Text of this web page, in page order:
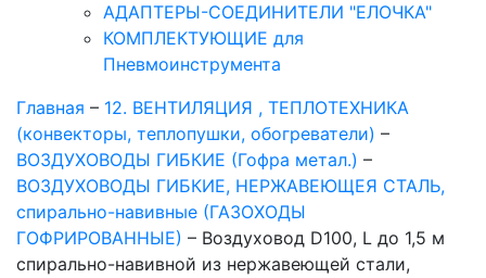
АДАПТЕРЫ-СОЕДИНИТЕЛИ "ЕЛОЧКА"
КОМПЛЕКТУЮЩИЕ для
Пневмоинструмента
Главная – 12. ВЕНТИЛЯЦИЯ , ТЕПЛОТЕХНИКА
(конвекторы, теплопушки, обогреватели) –
ВОЗДУХОВОДЫ ГИБКИЕ (Гофра метал.) –
ВОЗДУХОВОДЫ ГИБКИЕ, НЕРЖАВЕЮЩЕЯ СТАЛЬ,
спирально-навивные (ГАЗОХОДЫ
ГОФРИРОВАННЫЕ) – Воздуховод D100, L до 1,5 м
спирально-навивной из нержавеющей стали,